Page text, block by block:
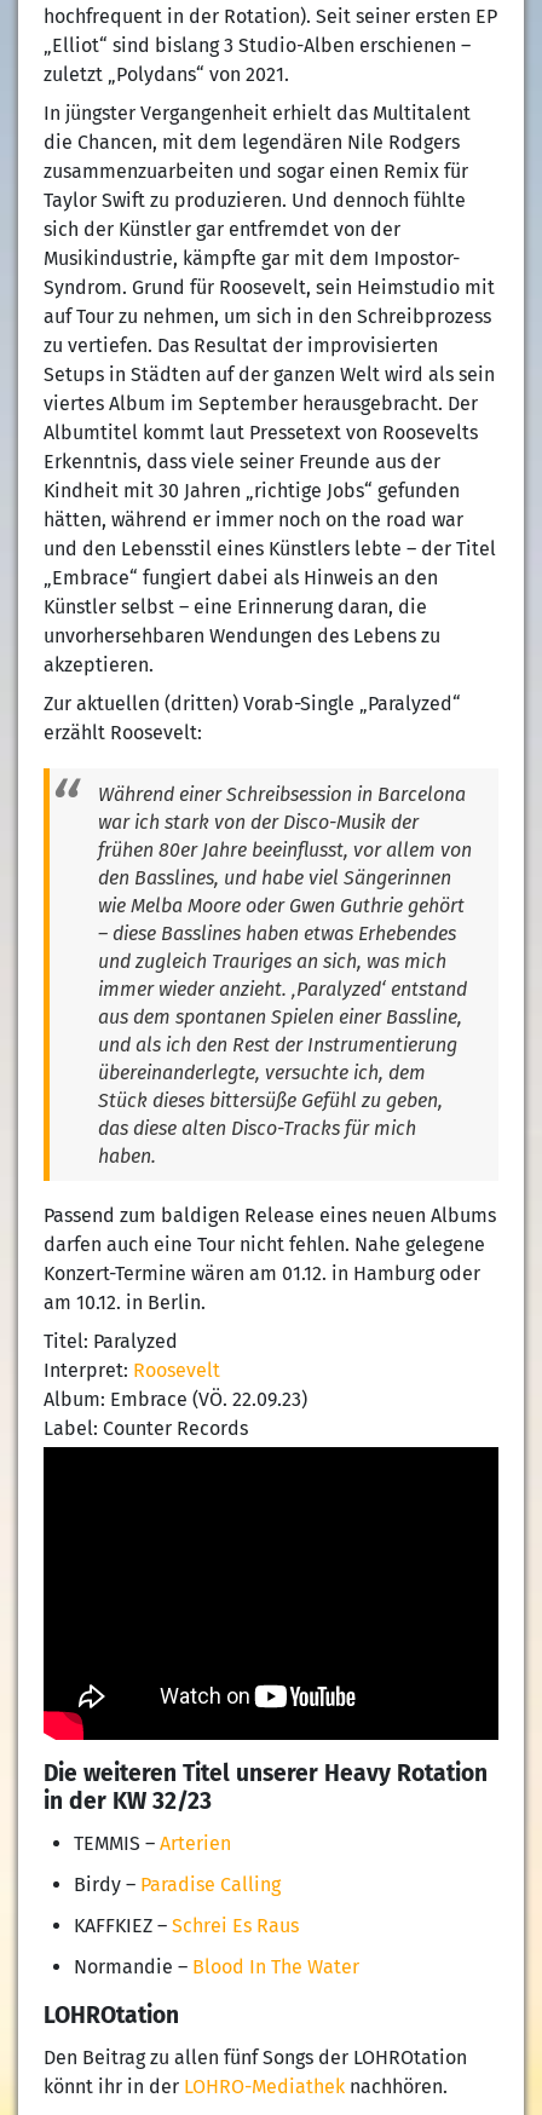
hochfrequent in der Rotation). Seit seiner ersten EP
„Elliot“ sind bislang 3 Studio-Alben erschienen –
zuletzt „Polydans“ von 2021.
In jüngster Vergangenheit erhielt das Multitalent
die Chancen, mit dem legendären Nile Rodgers
zusammenzuarbeiten und sogar einen Remix für
Taylor Swift zu produzieren. Und dennoch fühlte
sich der Künstler gar entfremdet von der
Musikindustrie, kämpfte gar mit dem Impostor-
Syndrom. Grund für Roosevelt, sein Heimstudio mit
auf Tour zu nehmen, um sich in den Schreibprozess
zu vertiefen. Das Resultat der improvisierten
Setups in Städten auf der ganzen Welt wird als sein
viertes Album im September herausgebracht. Der
Albumtitel kommt laut Pressetext von Roosevelts
Erkenntnis, dass viele seiner Freunde aus der
Kindheit mit 30 Jahren „richtige Jobs“ gefunden
hätten, während er immer noch on the road war
und den Lebensstil eines Künstlers lebte – der Titel
„Embrace“ fungiert dabei als Hinweis an den
Künstler selbst – eine Erinnerung daran, die
unvorhersehbaren Wendungen des Lebens zu
akzeptieren.
Zur aktuellen (dritten) Vorab-Single „Paralyzed“
erzählt Roosevelt:
Während einer Schreibsession in Barcelona
war ich stark von der Disco-Musik der
frühen 80er Jahre beeinflusst, vor allem von
den Basslines, und habe viel Sängerinnen
wie Melba Moore oder Gwen Guthrie gehört
– diese Basslines haben etwas Erhebendes
und zugleich Trauriges an sich, was mich
immer wieder anzieht. ‚Paralyzed‘ entstand
aus dem spontanen Spielen einer Bassline,
und als ich den Rest der Instrumentierung
übereinanderlegte, versuchte ich, dem
Stück dieses bittersüße Gefühl zu geben,
das diese alten Disco-Tracks für mich
haben.
Passend zum baldigen Release eines neuen Albums
darfen auch eine Tour nicht fehlen. Nahe gelegene
Konzert-Termine wären am 01.12. in Hamburg oder
am 10.12. in Berlin.
Titel: Paralyzed
Interpret: Roosevelt
Album: Embrace (VÖ. 22.09.23)
Label: Counter Records
Die weiteren Titel unserer Heavy Rotation
in der KW 32/23
TEMMIS – Arterien
Birdy – Paradise Calling
KAFFKIEZ – Schrei Es Raus
Normandie – Blood In The Water
LOHROtation
Den Beitrag zu allen fünf Songs der LOHROtation
könnt ihr in der LOHRO-Mediatheknachhören.